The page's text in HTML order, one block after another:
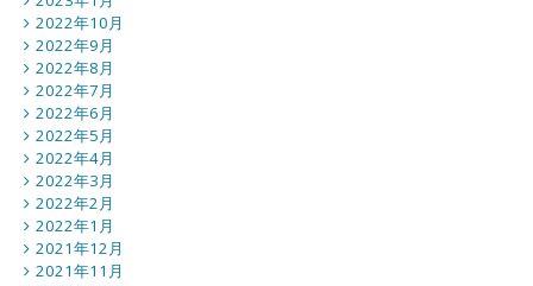
2022年10月
2022年9月
2022年8月
2022年7月
2022年6月
2022年5月
2022年4月
2022年3月
2022年2月
2022年1月
2021年12月
2021年11月